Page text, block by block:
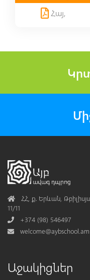
Հայ,
AddressՀՀ, ք․ Երևան,
11/11
Phone+374 (98) 546497
Mail
welcome@aybschool.am
Աջակիցներ